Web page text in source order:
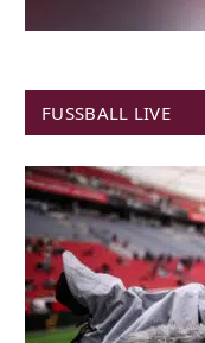
FUSSBALL LIVE